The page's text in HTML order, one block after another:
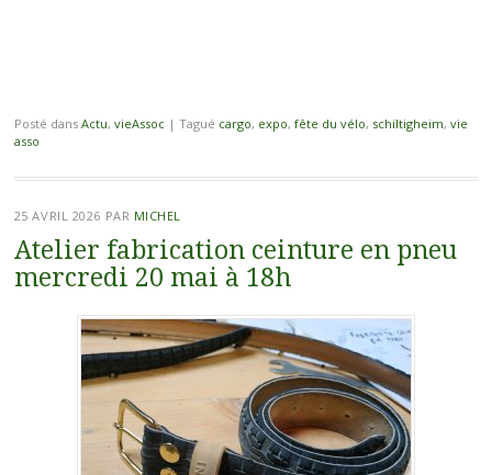
Posté dans Actu, vieAssoc | Tagué cargo, expo, fête du vélo, schiltigheim, vie
asso
25 AVRIL 2026 PAR MICHEL
Atelier fabrication ceinture en pneu
mercredi 20 mai à 18h